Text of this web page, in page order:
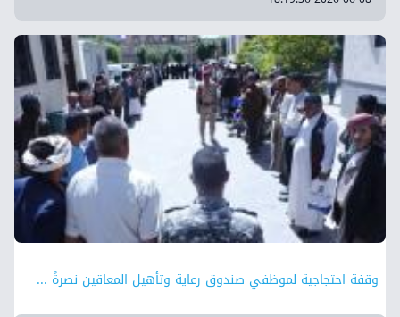
وقفة احتجاجية لموظفي صندوق رعاية وتأهيل المعاقين نصرةً ...